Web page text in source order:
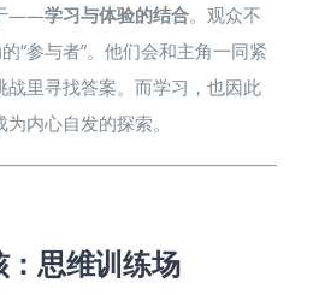
——学习与体验的结合。观众不
“参与者”。他们会和主角一同紧
里寻找答案。而学习，也因此
内心自发的探索。
思维训练场​